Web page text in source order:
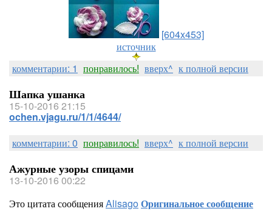
[604x453]
источник
комментарии: 1 понравилось! вверх^ к полной версии
Шапка ушанка
15-10-2016 21:15
ochen.vjagu.ru/1/1/4644/
комментарии: 0 понравилось! вверх^ к полной версии
Ажурные узоры спицами
13-10-2016 00:22
Это цитата сообщенияAlisagoОригинальное сообщение